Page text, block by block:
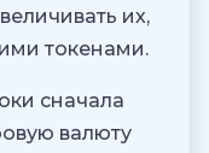
их,
токенами.
сначала
валюту